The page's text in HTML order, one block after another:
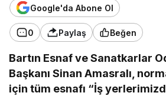
Google'da Abone Ol
0 Paylaş Beğen
Bartın Esnaf ve Sanatkarlar
Başkanı Sinan Amasralı,
için tüm esnafı “İş